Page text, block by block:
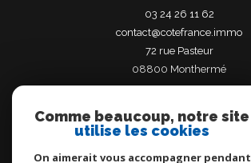
03 24 26 11 62
contact@cotefrance.immo
72 rue Pasteur
08800
monthermé
Adhérents
Comme beaucoup, notre site
utilise les cookies
On aimerait vous accompagner pendant